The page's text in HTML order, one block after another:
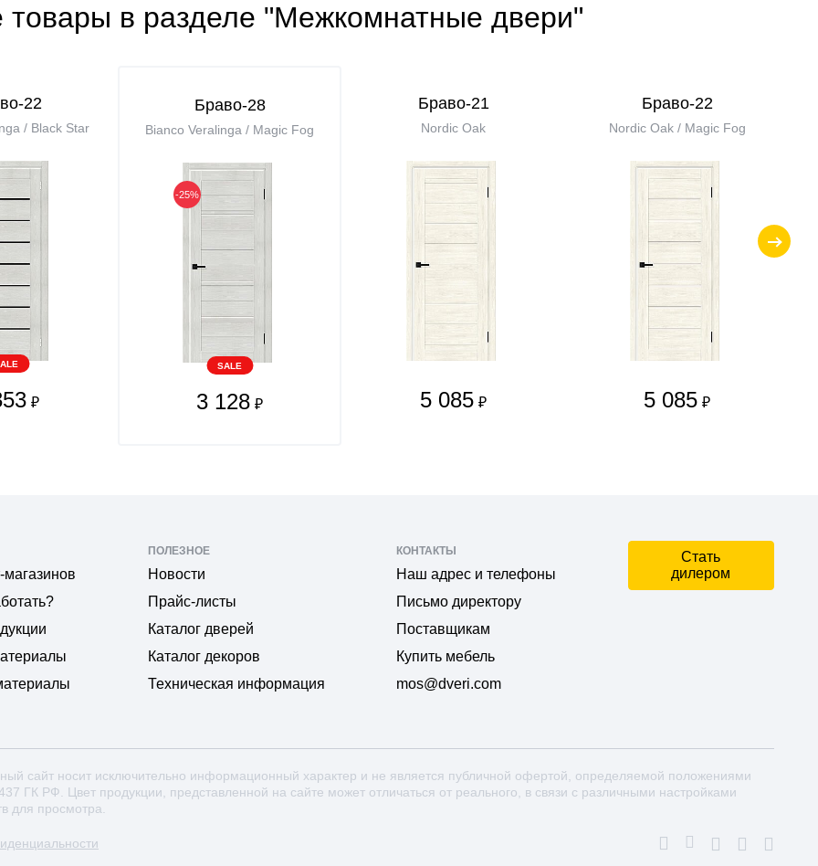
товары в разделе "Межкомнатные двери"
22
/ Black Star
₽
Браво-28
Bianco Veralinga / Magic Fog
-25%
SALE
3 128 ₽
Браво-21
Nordic Oak
5 085 ₽
Браво-22
Nordic Oak / Magic Fog
5 085 ₽
магазинов
ПОЛЕЗНОЕ
Новости
Прайс-листы
Каталог дверей
Каталог декоров
Техническая информация
КОНТАКТЫ
Наш адрес и телефоны
Письмо директору
Поставщикам
Купить мебель
mos@dveri.com
Стать
дилером
сайт носит исключительно информационный характер и не является публичной офертой, определяемой положениями
ГК РФ. Цвет продукции, представленной на сайте может отличаться от реального, в связи с различными настройками
для просмотра.